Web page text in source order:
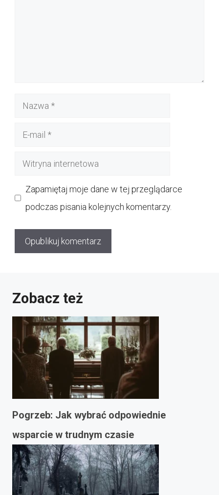
Nazwa
Witryna
Zapamiętaj moje dane w tej przeglądarce
podczas pisania kolejnych komentarzy.
Zobacz też
Pogrzeb: Jak wybrać odpowiednie
wsparcie w trudnym czasie